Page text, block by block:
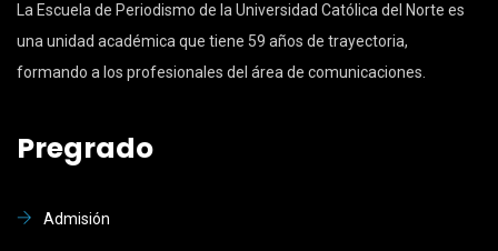
La Escuela de Periodismo de la Universidad Católica del Norte es
una unidad académica que tiene 59 años de trayectoria,
formando a los profesionales del área de comunicaciones.
Pregrado
Admisión